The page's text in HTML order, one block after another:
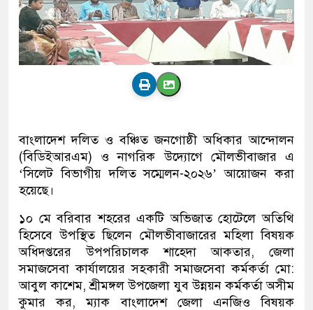
বাংলাদেশ দলিত ও বঞ্চিত জনগোষ্ঠী অধিকার আন্দোলন
(বিডিইআরএম) ও নাগরিক উদ্যোগে মৌলভীবাজার এ
‘সিলেট বিভাগীয় দলিত সম্মেলন-২০২৬’ আয়োজন করা
হয়েছে।
১০ মে বরিবার শহরের একটি অভিজাত হোটেলে অতিথি
হিসেবে উপস্থিত ছিলেন মৌলভীবাজারের মহিলা বিষয়ক
অধিদপ্তরের উপপরিচালক শাহেদা আকতার, জেলা
সমাজসেবা কার্যালয়ের সহকারী সমাজসেবা কর্মকর্তা মো:
আবুল কাশেম, শ্রীমঙ্গল উপজেলা যুব উন্নয়ন কর্মকর্তা অসীম
কুমার কর, ম্যাক বাংলাদেশ জেলা এনজিও বিষয়ক